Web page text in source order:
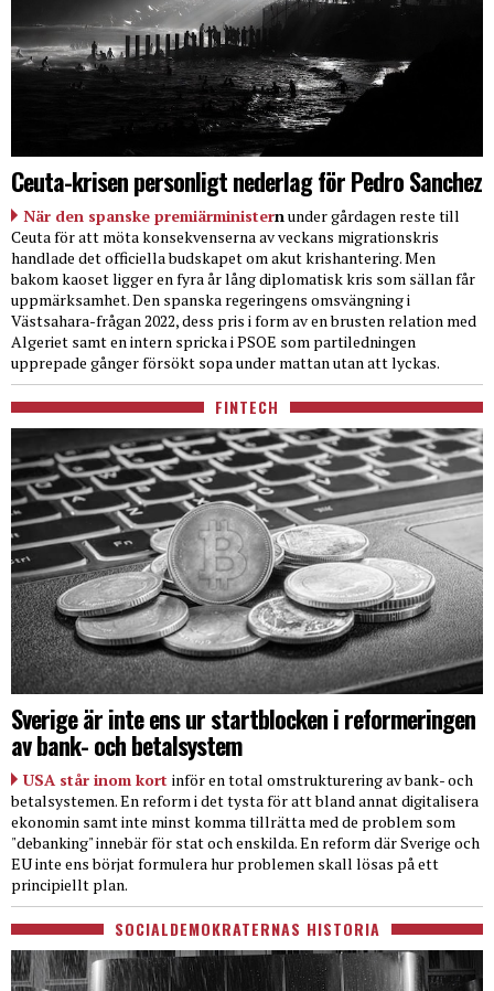
Ceuta-krisen personligt nederlag för Pedro Sanchez
När den spanske premiärministernunder gårdagen reste till
Ceuta för att möta konsekvenserna av veckans migrationskris
handlade det officiella budskapet om akut krishantering. Men
bakom kaoset ligger en fyra år lång diplomatisk kris som sällan får
uppmärksamhet. Den spanska regeringens omsvängning i
Västsahara-frågan 2022, dess pris i form av en brusten relation med
Algeriet samt en intern spricka i PSOE som partiledningen
upprepade gånger försökt sopa under mattan utan att lyckas.
FINTECH
Sverige är inte ens ur startblocken i reformeringen
av bank- och betalsystem
USA står inom kort inför en total omstrukturering av bank- och
betalsystemen. En reform i det tysta för att bland annat digitalisera
ekonomin samt inte minst komma tillrätta med de problem som
"debanking" innebär för stat och enskilda. En reform där Sverige och
EU inte ens börjat formulera hur problemen skall lösas på ett
principiellt plan.
SOCIALDEMOKRATERNAS HISTORIA